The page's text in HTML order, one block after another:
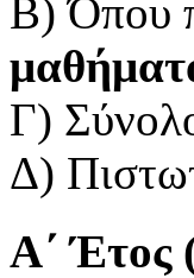
Β) Όπου
Γ)
Δ)
Α΄ Έτος